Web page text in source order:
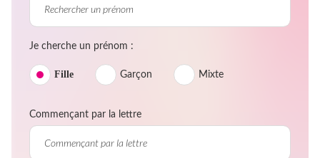
Je cherche un prénom :
Fille Garçon Mixte
Commençant par la lettre